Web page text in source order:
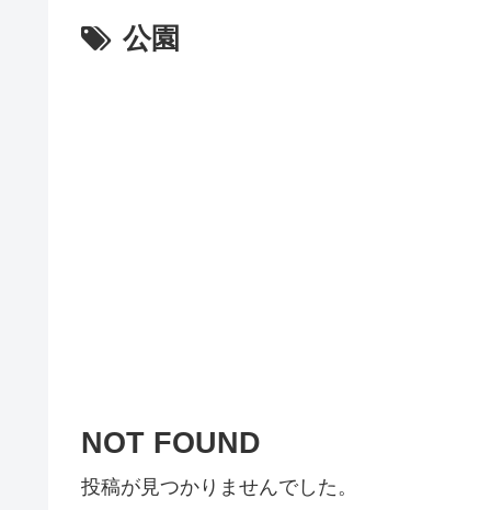
公園
NOT FOUND
投稿が見つかりませんでした。